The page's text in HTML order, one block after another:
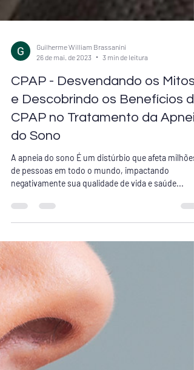
26 de mai. de 2023
3 min de leitura
CPAP - Desvendando os Mitos
e Descobrindo os Benefícios
CPAP no Tratamento da
do Sono
A apneia do sono É um distúrbio que afeta milhões
de pessoas em todo o mundo, impactando
negativamente sua qualidade de vida e saúde...